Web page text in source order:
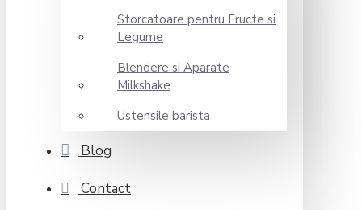
Storcatoare pentru Fructe si
Legume
Blendere si Aparate
Milkshake
Ustensile barista
Blog
Contact